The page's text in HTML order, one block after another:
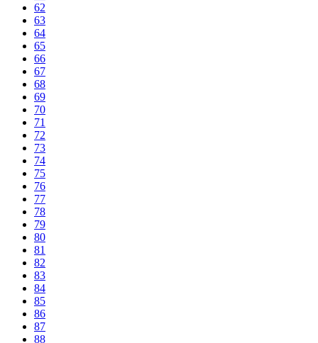
62
63
64
65
66
67
68
69
70
71
72
73
74
75
76
77
78
79
80
81
82
83
84
85
86
87
88